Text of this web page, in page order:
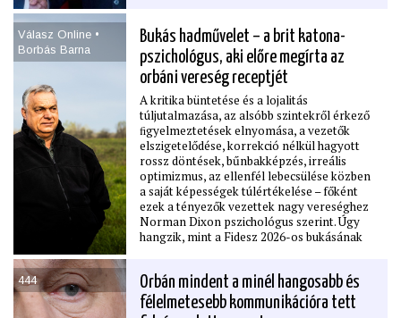
Válasz Online •
Borbás Barna
Bukás hadművelet – a brit katona-
pszichológus, aki előre megírta az
orbáni vereség receptjét
A kritika büntetése és a lojalitás
túljutalmazása, az alsóbb szintekről érkező
ﬁgyelmeztetések elnyomása, a vezetők
elszigetelődése, korrekció nélkül hagyott
rossz döntések, bűnbakképzés, irreális
optimizmus, az ellenfél lebecsülése közben
a saját képességek túlértékelése – főként
ezek a tényezők vezettek nagy vereséghez
Norman Dixon pszichológus szerint. Úgy
hangzik, mint a Fidesz 2026-os bukásának
politikai, hanem katonai összefüggésben, és
még csak alkalma sem lehet reﬂektálni a
válságba jutott orbánizmusra, hiszen 2013-
444
Orbán mindent a minél hangosabb és
félelmetesebb kommunikációra tett